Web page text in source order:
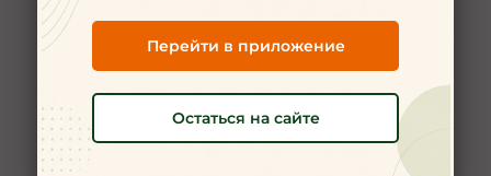
Вакансии
Политика конфиденциальности
Перейти в приложение
Остаться на сайте